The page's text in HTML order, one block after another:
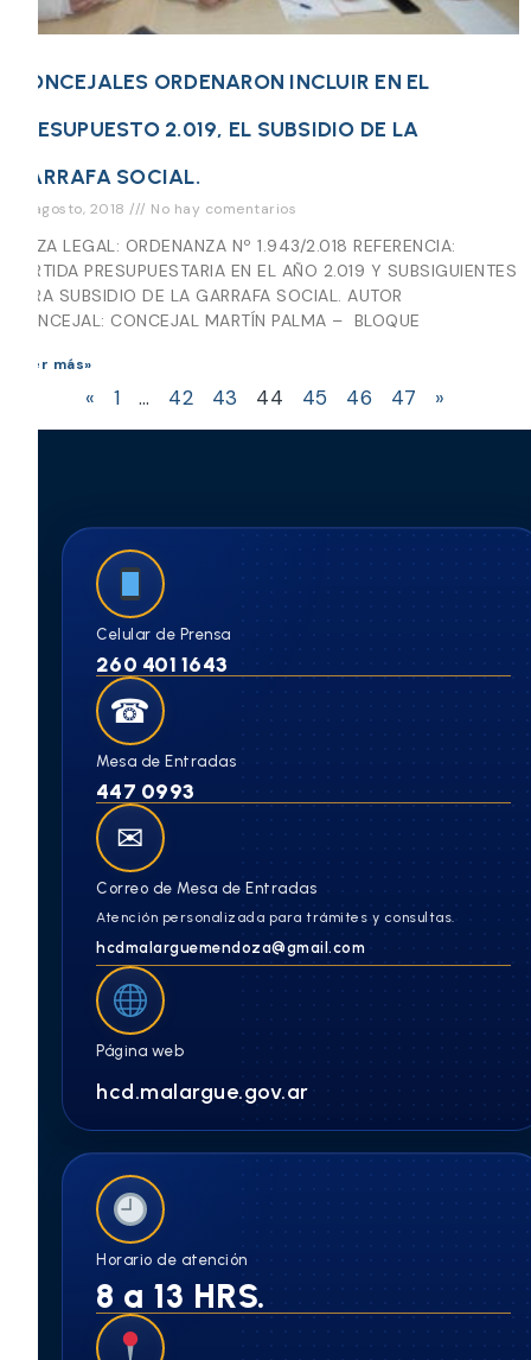
CONCEJALES ORDENARON INCLUIR EN EL
PRESUPUESTO 2.019, EL SUBSIDIO DE LA
GARRAFA SOCIAL.
27 agosto, 2018 No hay comentarios
PIEZA LEGAL: ORDENANZA Nº 1.943/2.018 REFERENCIA:
PARTIDA PRESUPUESTARIA EN EL AÑO 2.019 Y SUBSIGUIENTES
PARA SUBSIDIO DE LA GARRAFA SOCIAL. AUTOR
CONCEJAL: CONCEJAL MARTÍN PALMA – BLOQUE
Leer más»
« 1 … 42 43 44 45 46 47 »
Celular de Prensa
260 401 1643
☎
Mesa de Entradas
447 0993
✉
Correo de Mesa de Entradas
Atención personalizada para trámites y consultas.
hcdmalarguemendoza@gmail.com
Página web
hcd.malargue.gov.ar
Horario de atención
8 a 13 HRS.